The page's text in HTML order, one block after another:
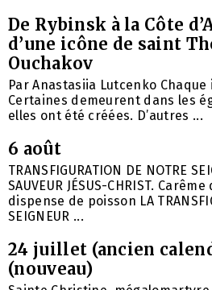
De Rybinsk à la Côte
d’une icône de saint
Ouchakov
Par Anastasiia Lutcenko
Certaines demeurent dans les
elles ont été créées. D’autres ...
6 août
TRANSFIGURATION DE NOTRE
SAUVEUR JÉSUS-CHRIST.
dispense de poisson LA
SEIGNEUR ...
24 juillet (ancien
(nouveau)